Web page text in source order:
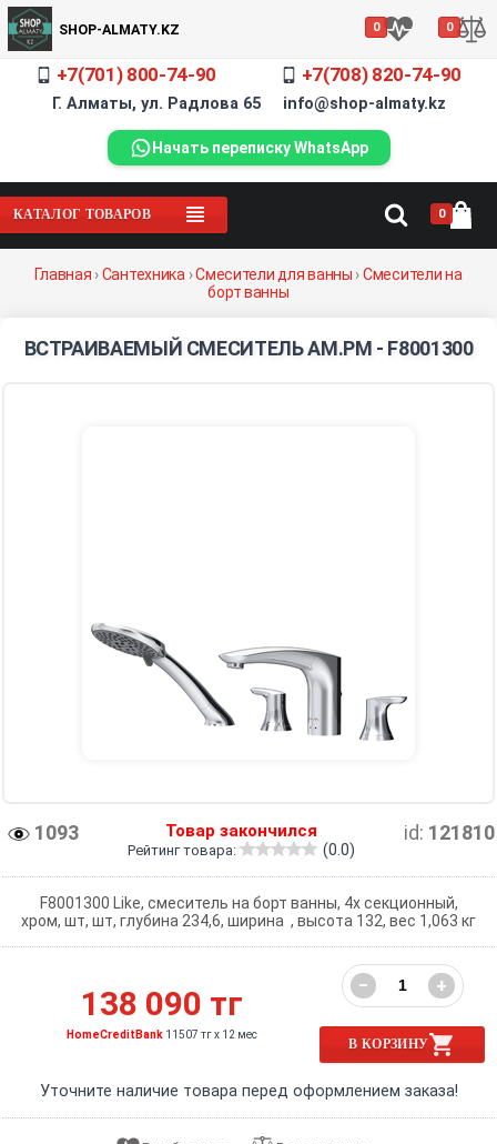
SHOP-ALMATY.KZ 0 0
+7(701) 800-74-90 +7(708) 820-74-90
Г. Алматы, ул. Радлова 65 info@shop-almaty.kz
Начать переписку WhatsApp
КАТАЛОГ ТОВАРОВ 0
Главная ›Сантехника ›Смесители для ванны ›Смесители на
борт ванны
ВСТРАИВАЕМЫЙ СМЕСИТЕЛЬ AM.PM - F8001300
1093 id: 121810
Товар закончился
Рейтинг товара: (0.0)
F8001300 Like, смеситель на борт ванны, 4х секционный,
хром, шт, шт, глубина 234,6, ширина , высота 132, вес 1,063 кг
138 090 тг
HomeCreditBank 11507 тг x 12 мес
− +
В КОРЗИНУ
Уточните наличие товара перед оформлением заказа!